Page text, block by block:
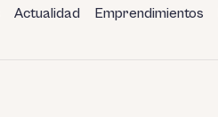
Actualidad Emprendimientos